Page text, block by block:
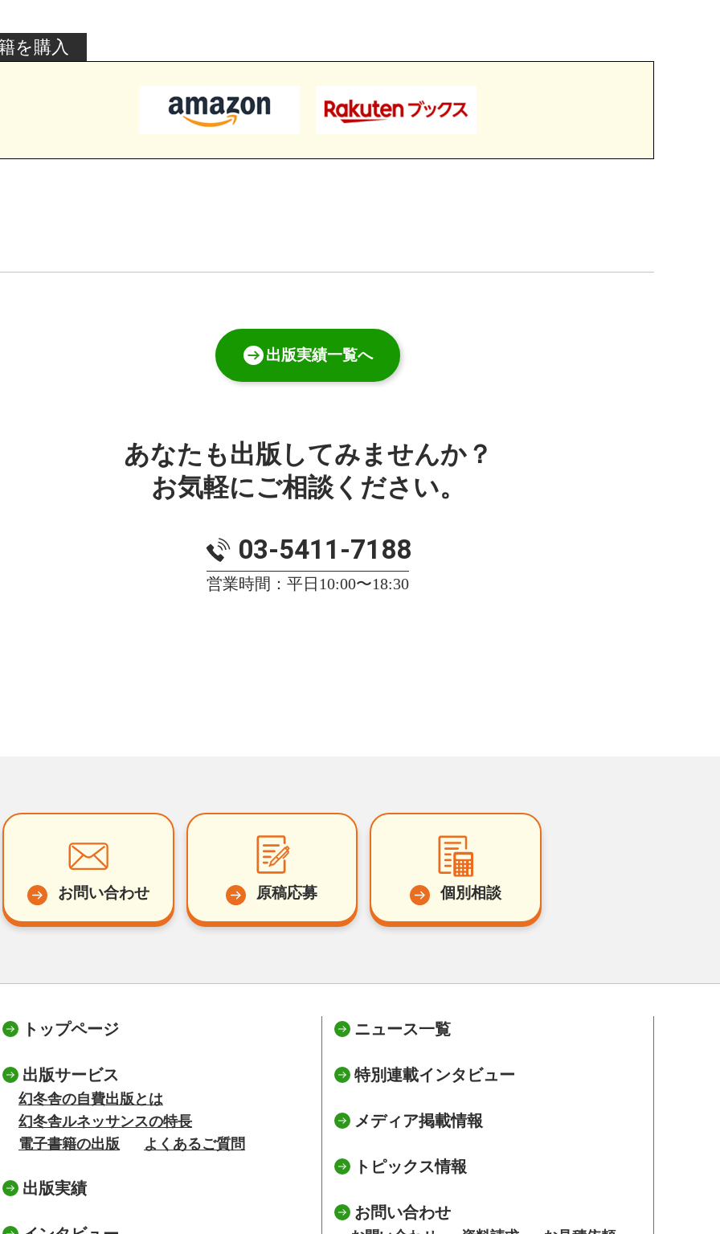
を購入
出版実績一覧へ
あなたも出版してみませんか？
お気軽にご相談ください。
03-5411-7188
営業時間：平日10:00〜18:30
お問い合わせ 原稿応募 個別相談
トップページ
出版サービス
幻冬舎の自費出版とは
幻冬舎ルネッサンスの特長
電子書籍の出版
よくあるご質問
出版実績
ニュース一覧
特別連載インタビュー
メディア掲載情報
トピックス情報
お問い合わせ